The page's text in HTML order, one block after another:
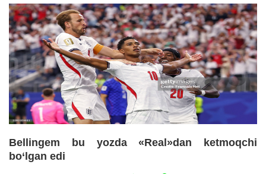
Bellingem bu yozda «Real»dan ketmoqchi
bo‘lgan edi